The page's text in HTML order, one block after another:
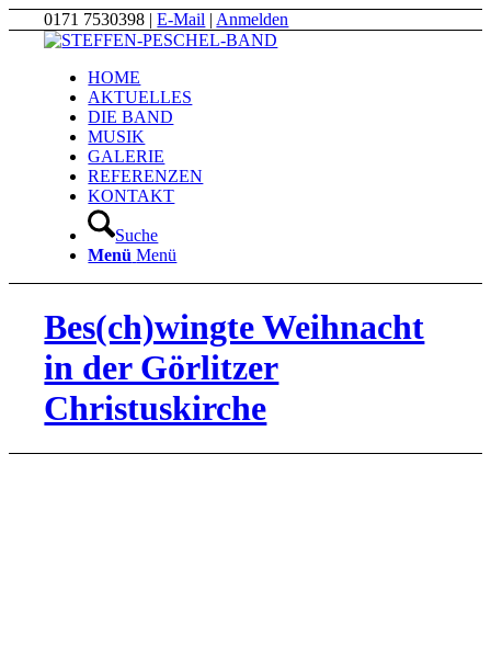
0171 7530398 |E-Mail | Anmelden
HOME
AKTUELLES
DIE BAND
MUSIK
GALERIE
REFERENZEN
KONTAKT
Suche
Menü Menü
Bes(ch)wingte Weihnacht
in der Görlitzer
Christuskirche